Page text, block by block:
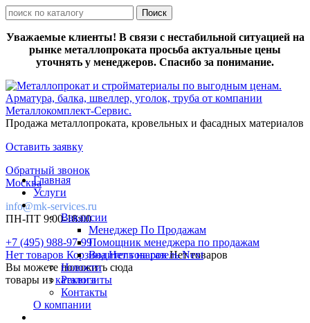
Уважаемые клиенты! В связи с нестабильной ситуацией на
рынке металлопроката просьба актуальные цены
уточнять у менеджеров. Спасибо за понимание.
Продажа металлопроката, кровельных и фасадных материалов
Оставить заявку
Обратный звонок
Москва
info@mk-services.ru
ПН-ПТ 9:00-18:00
+7 (495) 988-97-99
Нет товаров КорзинаНет товаровНет товаров
Вы можете положить сюда
товары изкаталога
Главная
Услуги
Вакансии
Менеджер По Продажам
Помощник менеджера по продажам
Водитель на газель Next
Новости
Реквизиты
Контакты
О компании